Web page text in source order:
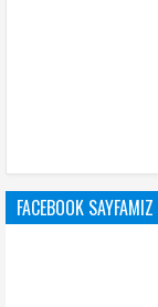
FACEBOOK SAYFAMIZ